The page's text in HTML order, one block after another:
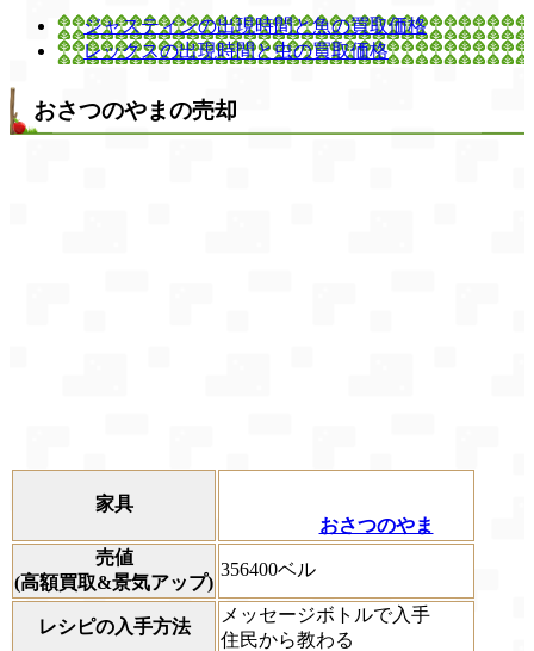
ジャスティンの出現時間と魚の買取価格
レックスの出現時間と虫の買取価格
おさつのやまの売却
家具
おさつのやま
売値
(高額買取&景気アップ)
356400ベル
レシピの入手方法
メッセージボトルで入手
住民から教わる